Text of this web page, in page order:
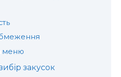
меню
закусок